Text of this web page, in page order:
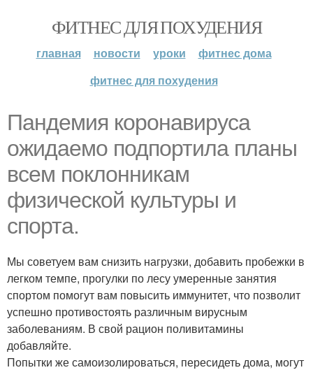
ФИТНЕС ДЛЯ ПОХУДЕНИЯ
главная новости уроки
фитнес дома
фитнес для похудения
Пандемия коронавируса
ожидаемо подпортила планы
всем поклонникам
физической культуры и
спорта.
Мы советуем вам снизить нагрузки, добавить пробежки в
легком темпе, прогулки по лесу умеренные занятия
спортом помогут вам повысить иммунитет, что позволит
успешно противостоять различным вирусным
заболеваниям. В свой рацион поливитамины
добавляйте.
Попытки же самоизолироваться, пересидеть дома, могут